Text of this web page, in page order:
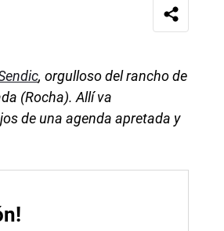
, orgulloso del rancho de
(Rocha). Allí va
de una agenda apretada y